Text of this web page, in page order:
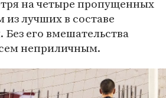
на четыре пропущенных
лучших в составе
его вмешательства
неприличным.